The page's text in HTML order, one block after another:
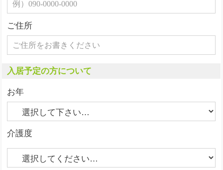
ご住所
入居予定の方について
お年
介護度